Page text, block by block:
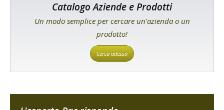
Catalogo Aziende e Prodotti
Un modo semplice per cercare un'azienda o un
prodotto!
Cerca adesso